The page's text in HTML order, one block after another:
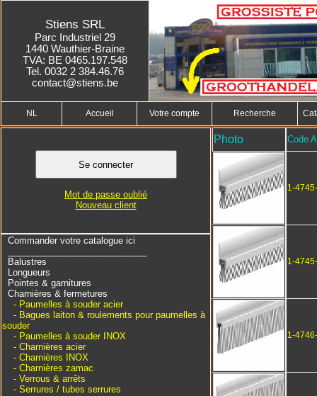
Stiens SRL
Parc Industriel 29
1440 Wauthier-Braine
TVA: BE 0465.197.548
Tel. 0032 2 384.46.76
contact@stiens.be
NL Accueil Votre compte Recherche
Commander votre catalogue ici
Balustres
Longueurs
Pointes & garnitures
Charnières & fermetures
- Paumelles à souder acier
- Bagues laiton & roulements pour paumelles à
souder
- Paumelles à souder INOX
- Charnières acier
- Charnières INOX
- Charnières zamac
- Verrous & arrêts
- Serrures / tubes serrures
Mot de passe oublié
Nouveau client
Photo Code
1-
1-
1-